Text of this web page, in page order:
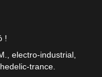
!
electro-industrial,
trance.